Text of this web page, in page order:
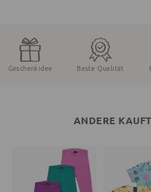
Geschenkidee Beste Qualität
ANDERE